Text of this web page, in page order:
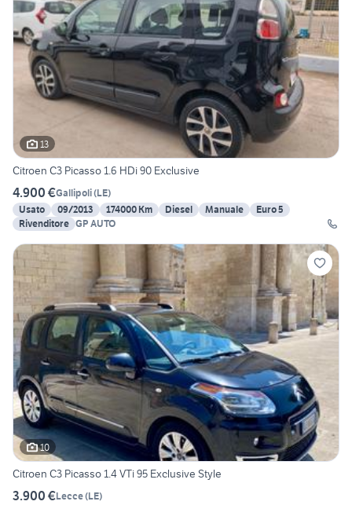
13
Citroen C3 Picasso 1.6 HDi 90 Exclusive
4.900 €Gallipoli(LE)
Usato
09/2013 174000 Km Diesel Manuale
Euro 5
Rivenditore GP AUTO
10
Citroen C3 Picasso 1.4 VTi 95 Exclusive Style
3.900 €Lecce(LE)